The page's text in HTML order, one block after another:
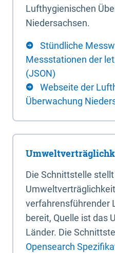
Lufthygienischen
Niedersachsen.
Stündliche
Messstationen der
(JSON)
Webseite der
Überwachung
Die Schnittstelle
verfahrensführender
bereit, Quelle ist das
Länder. Die
Opensearch